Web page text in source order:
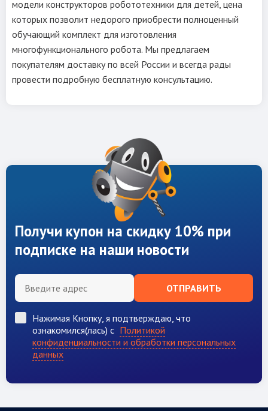
модели конструкторов робототехники для детей, цена
которых позволит недорого приобрести полноценный
обучающий комплект для изготовления
многофункционального робота. Мы предлагаем
покупателям доставку по всей России и всегда рады
провести подробную бесплатную консультацию.
Получи купон на скидку 10% при
подписке на наши новости
ОТПРАВИТЬ
Нажимая Кнопку, я подтверждаю, что
ознакомился(лась) с Политикой
конфиденциальности и обработки персональных
данных